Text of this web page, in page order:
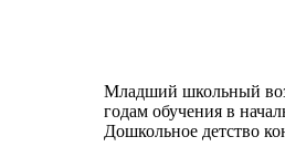
Младший школьный
годам обучения в
Дошкольное детство